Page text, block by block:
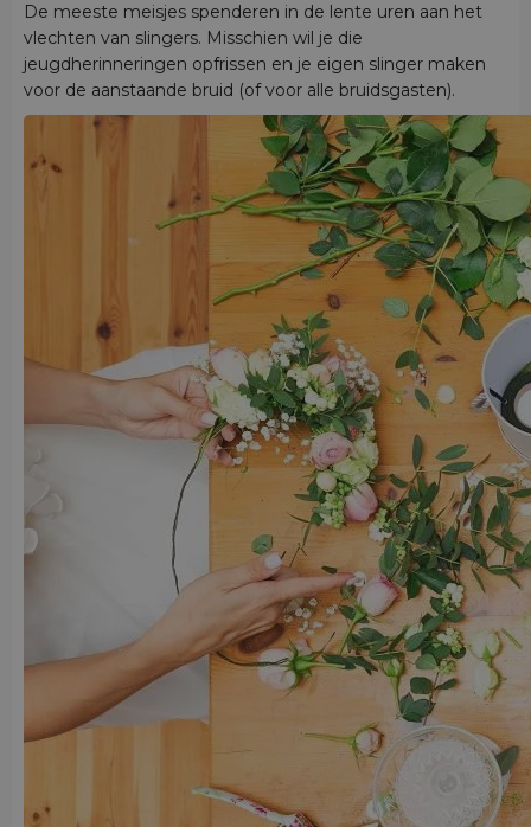
De meeste meisjes spenderen in de lente uren aan het
vlechten van slingers. Misschien wil je die
jeugdherinneringen opfrissen en je eigen slinger maken
voor de aanstaande bruid (of voor alle bruidsgasten).